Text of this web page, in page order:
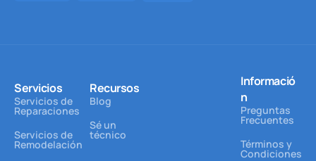
Servicios
Servicios de
Reparaciones
Servicios de
Remodelación
Recursos
Blog
Sé un
técnico
Informació
n
Preguntas
Frecuentes
Términos y
Condiciones